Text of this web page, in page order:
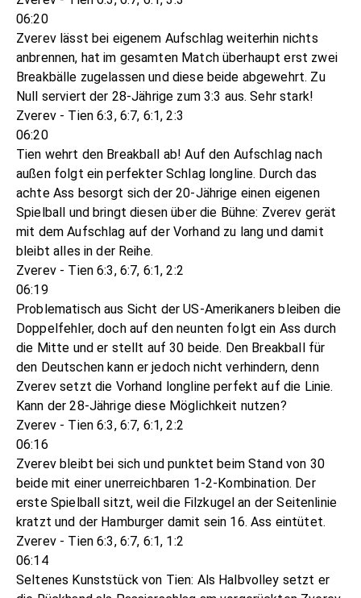
06:20
Zverev lässt bei eigenem Aufschlag weiterhin nichts
anbrennen, hat im gesamten Match überhaupt erst zwei
Breakbälle zugelassen und diese beide abgewehrt. Zu
Null serviert der 28-Jährige zum 3:3 aus. Sehr stark!
Zverev - Tien 6:3, 6:7, 6:1, 2:3
06:20
Tien wehrt den Breakball ab! Auf den Aufschlag nach
außen folgt ein perfekter Schlag longline. Durch das
achte Ass besorgt sich der 20-Jährige einen eigenen
Spielball und bringt diesen über die Bühne: Zverev gerät
mit dem Aufschlag auf der Vorhand zu lang und damit
bleibt alles in der Reihe.
Zverev - Tien 6:3, 6:7, 6:1, 2:2
06:19
Problematisch aus Sicht der US-Amerikaners bleiben die
Doppelfehler, doch auf den neunten folgt ein Ass durch
die Mitte und er stellt auf 30 beide. Den Breakball für
den Deutschen kann er jedoch nicht verhindern, denn
Zverev setzt die Vorhand longline perfekt auf die Linie.
Kann der 28-Jährige diese Möglichkeit nutzen?
Zverev - Tien 6:3, 6:7, 6:1, 2:2
06:16
Zverev bleibt bei sich und punktet beim Stand von 30
beide mit einer unerreichbaren 1-2-Kombination. Der
erste Spielball sitzt, weil die Filzkugel an der Seitenlinie
kratzt und der Hamburger damit sein 16. Ass eintütet.
Zverev - Tien 6:3, 6:7, 6:1, 1:2
06:14
Seltenes Kunststück von Tien: Als Halbvolley setzt er